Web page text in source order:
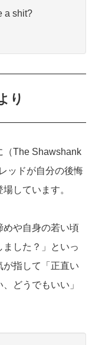
a shit?
り
（The Shawshank
ッドが自分の後悔
しています。
めや自身の若い頃
した？」といっ
が指して「正直い
どうでもいい」